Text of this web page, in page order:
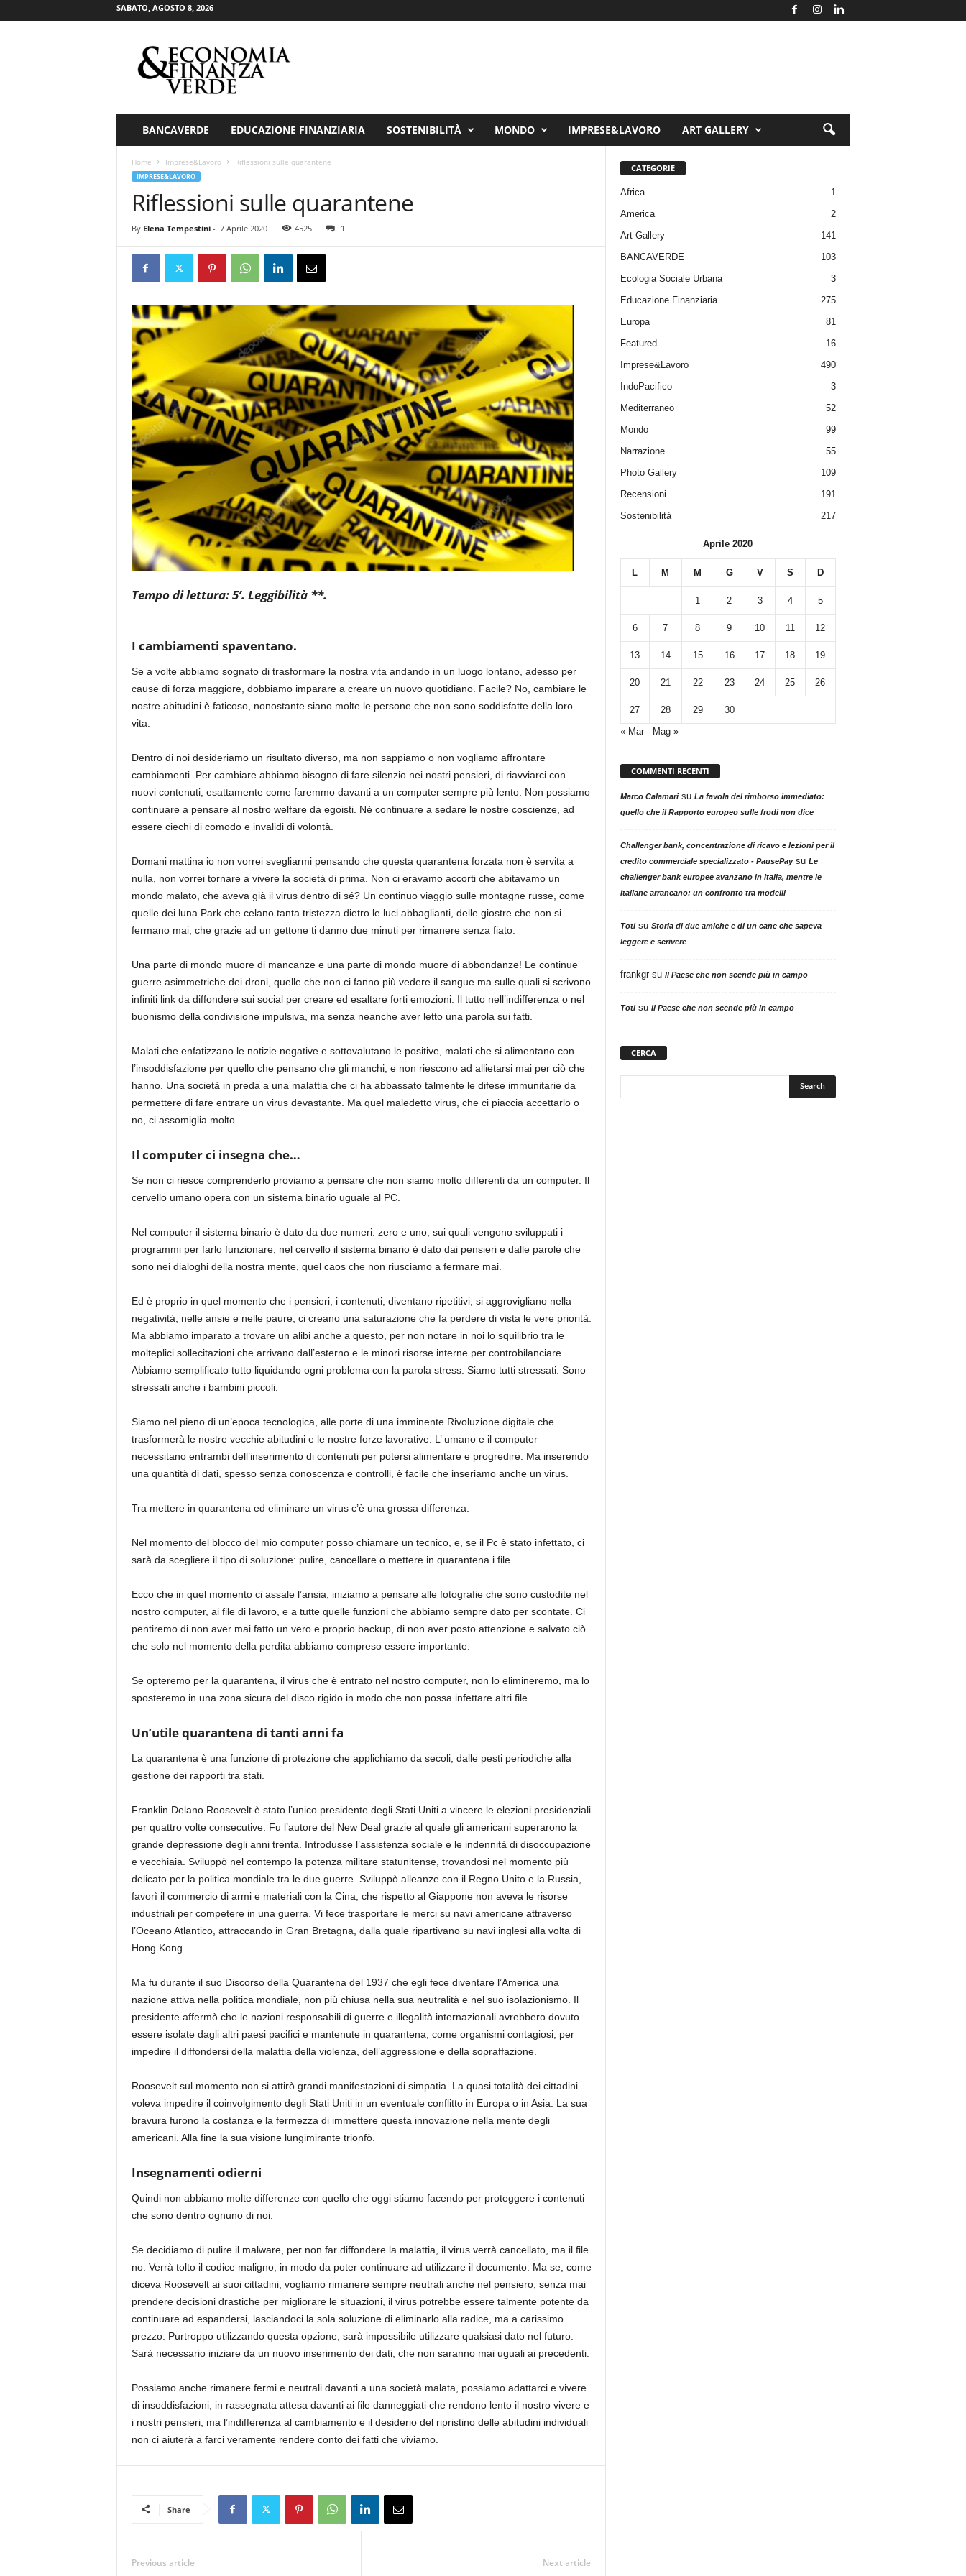
SABATO, AGOSTO 8, 2026
z
e
BANCAVERDE EDUCAZIONE FINANZIARIA SOSTENIBILITÀ MONDO IMPRESE&LAVORO ART GALLERY
Home Imprese&Lavoro Riflessioni sulle quarantene
IMPRESE&LAVORO
Riflessioni sulle quarantene
By Elena Tempestini- 7 Aprile 2020 4525 1
Tempo di lettura: 5’. Leggibilità **.
I cambiamenti spaventano.
Se a volte abbiamo sognato di trasformare la nostra vita andando in un luogo lontano, adesso per
cause di forza maggiore, dobbiamo imparare a creare un nuovo quotidiano. Facile? No, cambiare le
nostre abitudini è faticoso, nonostante siano molte le persone che non sono soddisfatte della loro
vita.
Dentro di noi desideriamo un risultato diverso, ma non sappiamo o non vogliamo affrontare
cambiamenti. Per cambiare abbiamo bisogno di fare silenzio nei nostri pensieri, di riavviarci con
nuovi contenuti, esattamente come faremmo davanti a un computer sempre più lento. Non possiamo
continuare a pensare al nostro welfare da egoisti. Nè continuare a sedare le nostre coscienze, ad
essere ciechi di comodo e invalidi di volontà.
Domani mattina io non vorrei svegliarmi pensando che questa quarantena forzata non è servita a
nulla, non vorrei tornare a vivere la società di prima. Non ci eravamo accorti che abitavamo un
mondo malato, che aveva già il virus dentro di sé? Un continuo viaggio sulle montagne russe, come
quelle dei luna Park che celano tanta tristezza dietro le luci abbaglianti, delle giostre che non si
fermano mai, che grazie ad un gettone ti danno due minuti per rimanere senza fiato.
Una parte di mondo muore di mancanze e una parte di mondo muore di abbondanze! Le continue
guerre asimmetriche dei droni, quelle che non ci fanno più vedere il sangue ma sulle quali si scrivono
infiniti link da diffondere sui social per creare ed esaltare forti emozioni. Il tutto nell’indifferenza o nel
buonismo della condivisione impulsiva, ma senza neanche aver letto una parola sui fatti.
Malati che enfatizzano le notizie negative e sottovalutano le positive, malati che si alimentano con
l’insoddisfazione per quello che pensano che gli manchi, e non riescono ad allietarsi mai per ciò che
hanno. Una società in preda a una malattia che ci ha abbassato talmente le difese immunitarie da
permettere di fare entrare un virus devastante. Ma quel maledetto virus, che ci piaccia accettarlo o
no, ci assomiglia molto.
Il computer ci insegna che…
Se non ci riesce comprenderlo proviamo a pensare che non siamo molto differenti da un computer. Il
cervello umano opera con un sistema binario uguale al PC.
Nel computer il sistema binario è dato da due numeri: zero e uno, sui quali vengono sviluppati i
programmi per farlo funzionare, nel cervello il sistema binario è dato dai pensieri e dalle parole che
sono nei dialoghi della nostra mente, quel caos che non riusciamo a fermare mai.
Ed è proprio in quel momento che i pensieri, i contenuti, diventano ripetitivi, si aggrovigliano nella
negatività, nelle ansie e nelle paure, ci creano una saturazione che fa perdere di vista le vere priorità.
Ma abbiamo imparato a trovare un alibi anche a questo, per non notare in noi lo squilibrio tra le
molteplici sollecitazioni che arrivano dall’esterno e le minori risorse interne per controbilanciare.
Abbiamo semplificato tutto liquidando ogni problema con la parola stress. Siamo tutti stressati. Sono
stressati anche i bambini piccoli.
Siamo nel pieno di un’epoca tecnologica, alle porte di una imminente Rivoluzione digitale che
trasformerà le nostre vecchie abitudini e le nostre forze lavorative. L’ umano e il computer
necessitano entrambi dell’inserimento di contenuti per potersi alimentare e progredire. Ma inserendo
una quantità di dati, spesso senza conoscenza e controlli, è facile che inseriamo anche un virus.
Tra mettere in quarantena ed eliminare un virus c’è una grossa differenza.
Nel momento del blocco del mio computer posso chiamare un tecnico, e, se il Pc è stato infettato, ci
sarà da scegliere il tipo di soluzione: pulire, cancellare o mettere in quarantena i file.
Ecco che in quel momento ci assale l’ansia, iniziamo a pensare alle fotografie che sono custodite nel
nostro computer, ai file di lavoro, e a tutte quelle funzioni che abbiamo sempre dato per scontate. Ci
pentiremo di non aver mai fatto un vero e proprio backup, di non aver posto attenzione e salvato ciò
che solo nel momento della perdita abbiamo compreso essere importante.
Se opteremo per la quarantena, il virus che è entrato nel nostro computer, non lo elimineremo, ma lo
sposteremo in una zona sicura del disco rigido in modo che non possa infettare altri file.
Un’utile quarantena di tanti anni fa
La quarantena è una funzione di protezione che applichiamo da secoli, dalle pesti periodiche alla
gestione dei rapporti tra stati.
Franklin Delano Roosevelt è stato l’unico presidente degli Stati Uniti a vincere le elezioni presidenziali
per quattro volte consecutive. Fu l’autore del New Deal grazie al quale gli americani superarono la
grande depressione degli anni trenta. Introdusse l’assistenza sociale e le indennità di disoccupazione
e vecchiaia. Sviluppò nel contempo la potenza militare statunitense, trovandosi nel momento più
delicato per la politica mondiale tra le due guerre. Sviluppò alleanze con il Regno Unito e la Russia,
favorì il commercio di armi e materiali con la Cina, che rispetto al Giappone non aveva le risorse
industriali per competere in una guerra. Vi fece trasportare le merci su navi americane attraverso
l’Oceano Atlantico, attraccando in Gran Bretagna, dalla quale ripartivano su navi inglesi alla volta di
Hong Kong.
Ma fu durante il suo Discorso della Quarantena del 1937 che egli fece diventare l’America una
nazione attiva nella politica mondiale, non più chiusa nella sua neutralità e nel suo isolazionismo. Il
presidente affermò che le nazioni responsabili di guerre e illegalità internazionali avrebbero dovuto
essere isolate dagli altri paesi pacifici e mantenute in quarantena, come organismi contagiosi, per
impedire il diffondersi della malattia della violenza, dell’aggressione e della sopraffazione.
Roosevelt sul momento non si attirò grandi manifestazioni di simpatia. La quasi totalità dei cittadini
voleva impedire il coinvolgimento degli Stati Uniti in un eventuale conflitto in Europa o in Asia. La sua
bravura furono la costanza e la fermezza di immettere questa innovazione nella mente degli
americani. Alla fine la sua visione lungimirante trionfò.
Insegnamenti odierni
Quindi non abbiamo molte differenze con quello che oggi stiamo facendo per proteggere i contenuti
che sono dentro ognuno di noi.
Se decidiamo di pulire il malware, per non far diffondere la malattia, il virus verrà cancellato, ma il file
no. Verrà tolto il codice maligno, in modo da poter continuare ad utilizzare il documento. Ma se, come
diceva Roosevelt ai suoi cittadini, vogliamo rimanere sempre neutrali anche nel pensiero, senza mai
prendere decisioni drastiche per migliorare le situazioni, il virus potrebbe essere talmente potente da
continuare ad espandersi, lasciandoci la sola soluzione di eliminarlo alla radice, ma a carissimo
prezzo. Purtroppo utilizzando questa opzione, sarà impossibile utilizzare qualsiasi dato nel futuro.
Sarà necessario iniziare da un nuovo inserimento dei dati, che non saranno mai uguali ai precedenti.
Possiamo anche rimanere fermi e neutrali davanti a una società malata, possiamo adattarci e vivere
di insoddisfazioni, in rassegnata attesa davanti ai file danneggiati che rendono lento il nostro vivere e
i nostri pensieri, ma l’indifferenza al cambiamento e il desiderio del ripristino delle abitudini individuali
non ci aiuterà a farci veramente rendere conto dei fatti che viviamo.
Share
Previous article Next article
CATEGORIE
Africa
1
America
2
Art Gallery
141
BANCAVERDE
103
Ecologia Sociale Urbana
3
Educazione Finanziaria
275
Europa
81
Featured
16
Imprese&Lavoro
490
IndoPacifico
3
Mediterraneo
52
Mondo
99
Narrazione
55
Photo Gallery
109
Recensioni
191
Sostenibilità
217
Aprile 2020
L M M G V S D
1 2 3 4 5
6 7 8 9 10 11 12
13 14 15 16 17 18 19
20 21 22 23 24 25 26
27 28 29
30
« Mar
Mag »
COMMENTI RECENTI
Marco Calamarisu La favola del rimborso immediato:
quello che il Rapporto europeo sulle frodi non dice
Challenger bank, concentrazione di ricavo e lezioni per il
credito commerciale specializzato - PausePaysu Le
challenger bank europee avanzano in Italia, mentre le
italiane arrancano: un confronto tra modelli
Totisu Storia di due amiche e di un cane che sapeva
leggere e scrivere
frankgrsu Il Paese che non scende più in campo
Totisu Il Paese che non scende più in campo
CERCA